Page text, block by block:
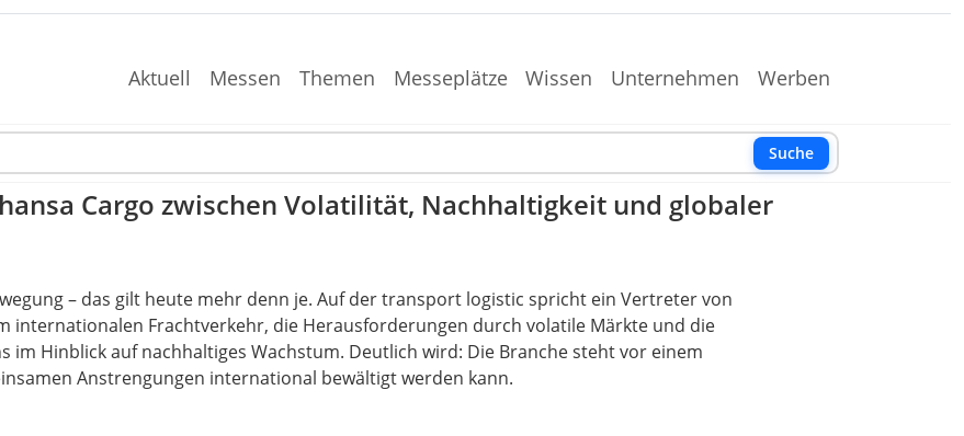
Aktuell Messen Themen Messeplätze Wissen Unternehmen Werben
Suche
Cargo zwischen Volatilität, Nachhaltigkeit und globaler
– das gilt heute mehr denn je. Auf der transport logistic spricht ein Vertreter von
internationalen Frachtverkehr, die Herausforderungen durch volatile Märkte und die
im Hinblick auf nachhaltiges Wachstum. Deutlich wird: Die Branche steht vor einem
Anstrengungen international bewältigt werden kann.